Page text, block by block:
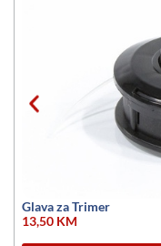
Glava za Trimer
13,50 KM